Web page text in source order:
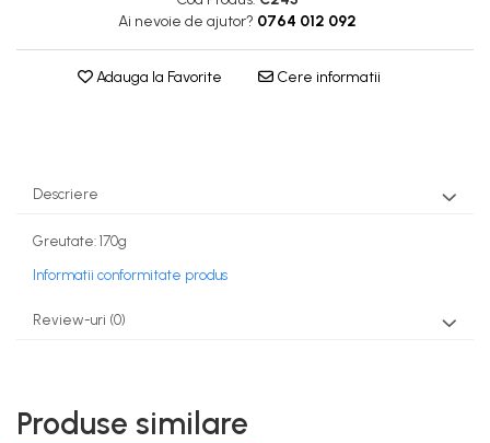
Ai nevoie de ajutor? 0764 012 092
Adauga la Favorite Cere informatii
Descriere
Greutate: 170g
Informatii conformitate produs
Review-uri (0)
Produse similare